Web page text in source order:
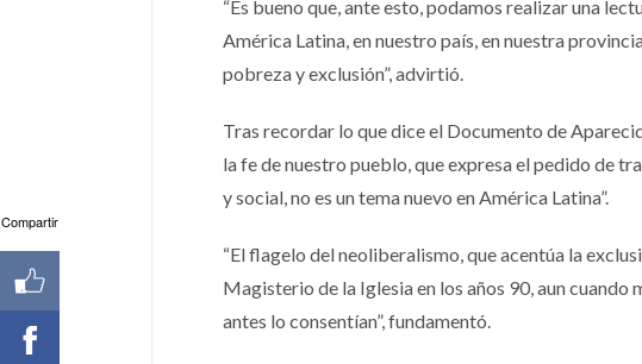
“Es bueno que, ante esto, podamos realizar una
América Latina, en nuestro país, en nuestra
pobreza y exclusión”, advirtió.
Tras recordar lo que dice el Documento de
la fe de nuestro pueblo, que expresa el pedido de
y social, no es un tema nuevo en América Latina”.
“El flagelo del neoliberalismo, que acentúa la
Magisterio de la Iglesia en los años 90, aun cuando
antes lo consentían”, fundamentó.
Compartir